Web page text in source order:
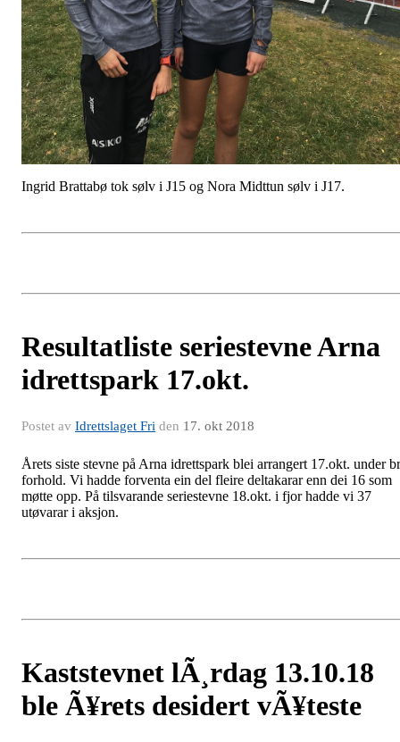
Ingrid Brattabø tok sølv i J15 og Nora Midttun sølv i J17.
Resultatliste seriestevne Arna
idrettspark 17.okt.
Postet av Idrettslaget Fri den 17. okt 2018
Årets siste stevne på Arna idrettspark blei arrangert 17.okt. under
forhold. Vi hadde forventa ein del fleire deltakarar enn dei 16 som
møtte opp. På tilsvarande seriestevne 18.okt. i fjor hadde vi 37
utøvarar i aksjon.
Kaststevnet lÃ¸rdag 13.10.18
ble Ã¥rets desidert vÃ¥teste